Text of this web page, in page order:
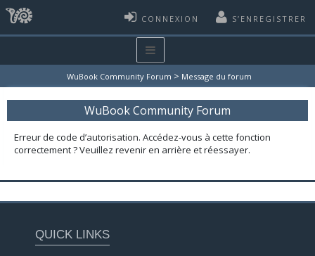
CONNEXION S’ENREGISTRER
WuBook Community Forum > Message du forum
WuBook Community Forum
Erreur de code d’autorisation. Accédez-vous à cette fonction
correctement ? Veuillez revenir en arrière et réessayer.
QUICK LINKS